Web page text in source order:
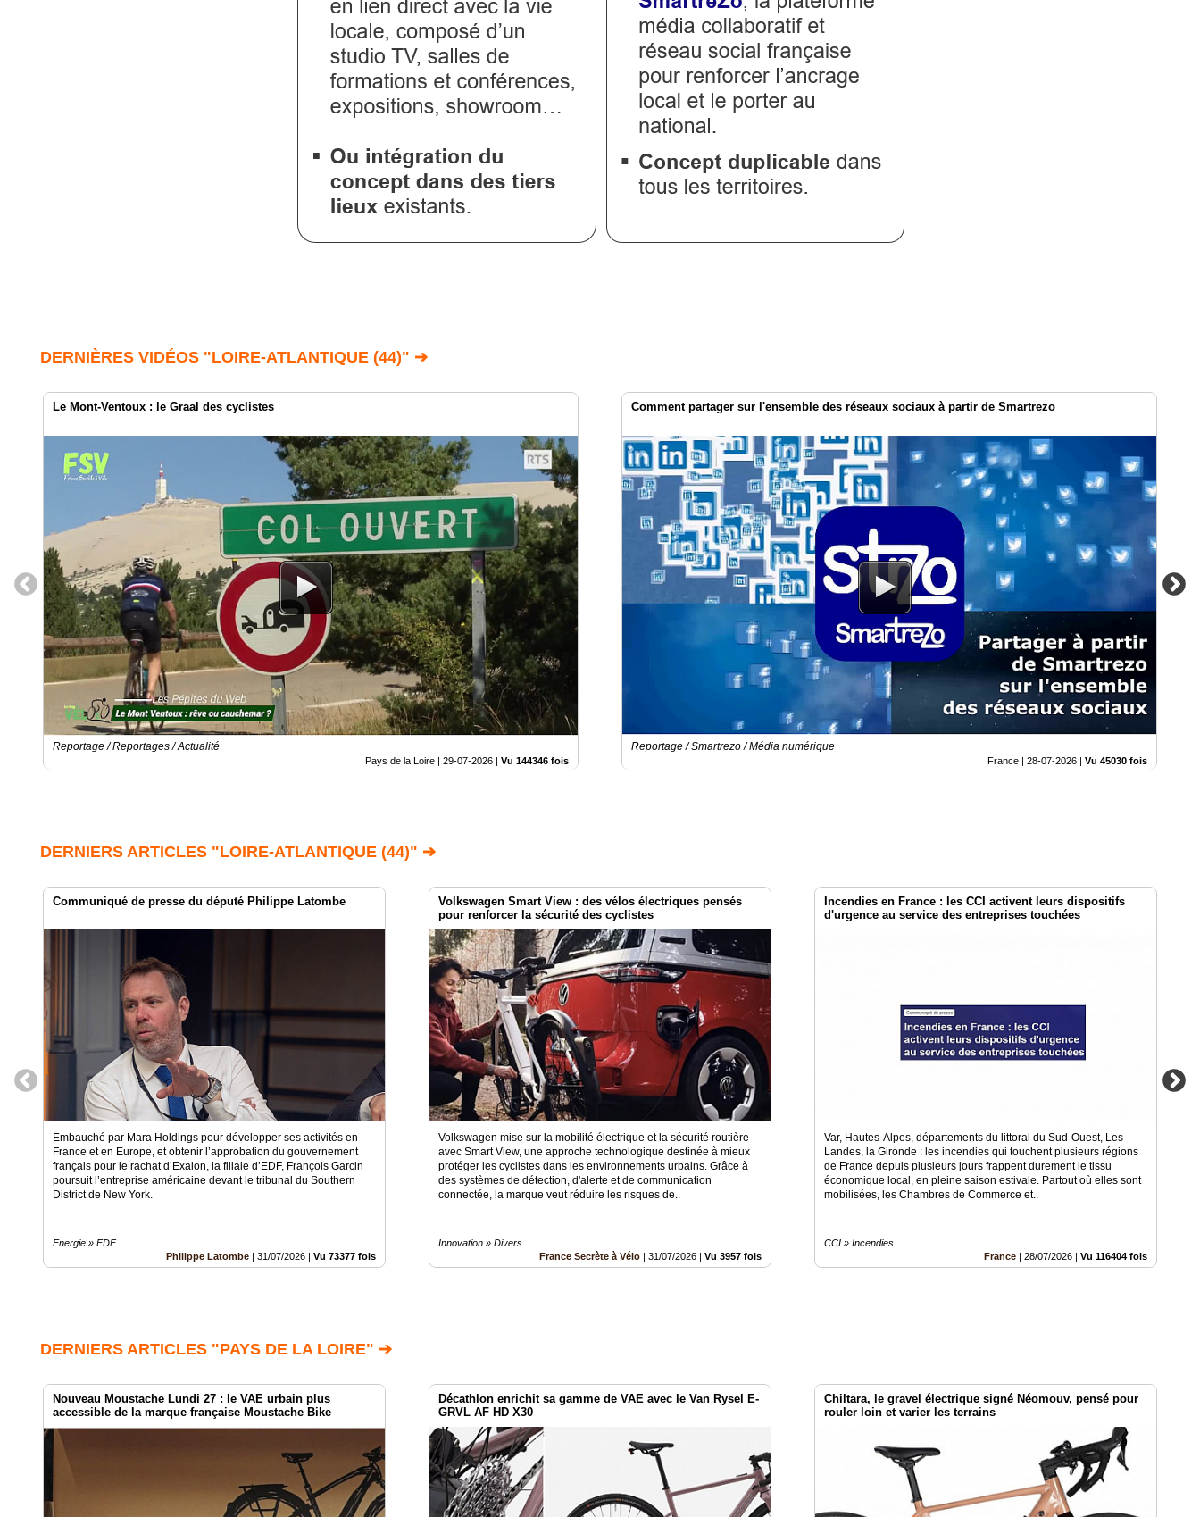
DERNIÈRES VIDÉOS "LOIRE-ATLANTIQUE (44)" ➔
Le Mont-Ventoux : le Graal des cyclistes
Reportage / Reportages / Actualité
Pays de la Loire | 29-07-2026 | Vu 144346 fois
Comment partager sur l'ensemble des réseaux sociaux à partir de Smartrezo
Reportage / Smartrezo / Média numérique
France | 28-07-2026 | Vu 45030 fois
DERNIERS ARTICLES "LOIRE-ATLANTIQUE (44)" ➔
Communiqué de presse du député Philippe Latombe
Embauché par Mara Holdings pour développer ses activités en
France et en Europe, et obtenir l’approbation du gouvernement
français pour le rachat d’Exaion, la filiale d’EDF, François Garcin
poursuit l’entreprise américaine devant le tribunal du Southern
District de New York.
Energie » EDF
Philippe Latombe | 31/07/2026 | Vu 73377 fois
Volkswagen Smart View : des vélos électriques pensés
pour renforcer la sécurité des cyclistes
Volkswagen mise sur la mobilité électrique et la sécurité routière
avec Smart View, une approche technologique destinée à mieux
protéger les cyclistes dans les environnements urbains. Grâce à
des systèmes de détection, d'alerte et de communication
connectée, la marque veut réduire les risques de..
Innovation » Divers
France Secrète à Vélo | 31/07/2026 | Vu 3957 fois
Incendies en France : les CCI activent leurs dispositifs
d'urgence au service des entreprises touchées
Var, Hautes-Alpes, départements du littoral du Sud-Ouest, Les
Landes, la Gironde : les incendies qui touchent plusieurs régions
de France depuis plusieurs jours frappent durement le tissu
économique local, en pleine saison estivale. Partout où elles sont
mobilisées, les Chambres de Commerce et..
CCI » Incendies
France | 28/07/2026 | Vu 116404 fois
DERNIERS ARTICLES "PAYS DE LA LOIRE" ➔
Nouveau Moustache Lundi 27 : le VAE urbain plus
accessible de la marque française Moustache Bike
Décathlon enrichit sa gamme de VAE avec le Van Rysel E-
GRVL AF HD X30
Chiltara, le gravel électrique signé Néomouv, pensé pour
rouler loin et varier les terrains